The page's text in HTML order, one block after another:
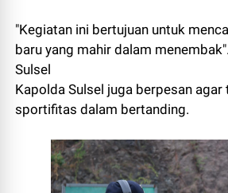
"Kegiatan ini bertujuan untuk
baru yang mahir dalam
Sulsel
Kapolda Sulsel juga berpesan
sportifitas dalam bertanding.